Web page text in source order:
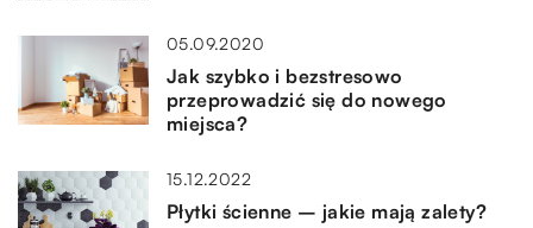
05.09.2020
Jak szybko i bezstresowo
przeprowadzić się do nowego
miejsca?
15.12.2022
Płytki ścienne – jakie mają zalety?